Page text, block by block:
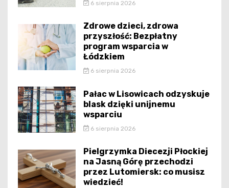
6 sierpnia 2026
Zdrowe dzieci, zdrowa
przyszłość: Bezpłatny
program wsparcia w
Łódzkiem
6 sierpnia 2026
Pałac w Lisowicach odzyskuje
blask dzięki unijnemu
wsparciu
6 sierpnia 2026
Pielgrzymka Diecezji Płockiej
na Jasną Górę przechodzi
przez Lutomiersk: co musisz
wiedzieć!